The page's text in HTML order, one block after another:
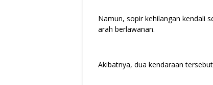
Namun, sopir kehilangan kendali
arah berlawanan.
Akibatnya, dua kendaraan